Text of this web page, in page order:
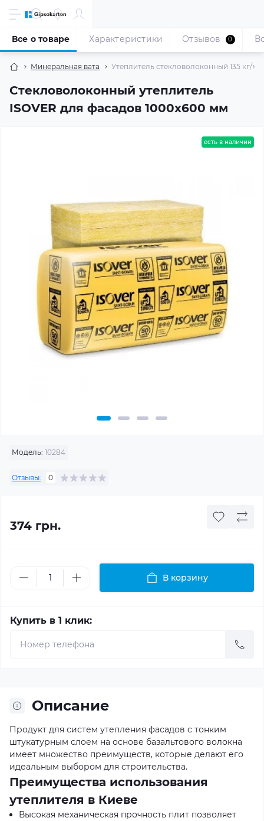
Минеральная вата Утеплитель стекловолоконный 135 кг/
Стекловолоконный утеплитель
ISOVER для фасадов 1000x600 мм
Все о товаре Характеристики Отзывов 0
есть в наличии
Модель: 10284
Отзывы: 0
374 грн.
В корзину
Купить в 1 клик:
Описание
Продукт для систем утепления фасадов с тонким
штукатурным слоем на основе базальтового волокна
имеет множество преимуществ, которые делают его
идеальным выбором для строительства.
Преимущества использования
утеплителя в Киеве
Высокая механическая прочность плит позволяет